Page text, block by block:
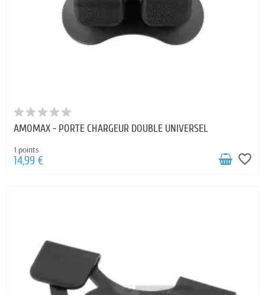
AMOMAX - PORTE CHARGEUR DOUBLE UNIVERSEL
1 points
14,99 € favorite_border